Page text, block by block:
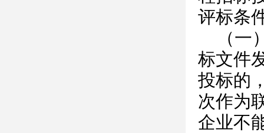
评标条
（
标文件
投标的
次作为
企业不